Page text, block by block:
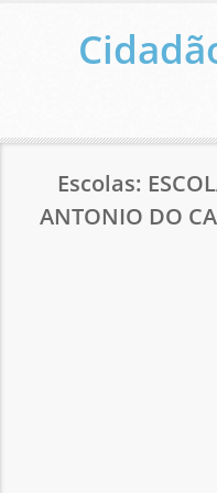
Escolas:
ANTONIO DO